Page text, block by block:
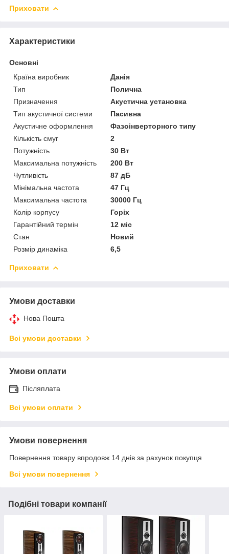
Приховати
Характеристики
Основні
Країна виробник
Данія
Тип
Полична
Призначення
Акустична установка
Тип акустичної системи
Пасивна
Акустичне оформлення
Фазоінверторного типу
Кількість смуг
2
Потужність
30 Вт
Максимальна потужність
200 Вт
Чутливість
87 дБ
Мінімальна частота
47 Гц
Максимальна частота
30000 Гц
Колір корпусу
Горіх
Гарантійний термін
12 міс
Стан
Новий
Розмір динаміка
6,5
Приховати
Умови доставки
Нова Пошта
Всі умови доставки
Умови оплати
Післяплата
Всі умови оплати
Умови повернення
Повернення товару впродовж 14 днів за рахунок покупця
Всі умови повернення
Подібні товари компанії